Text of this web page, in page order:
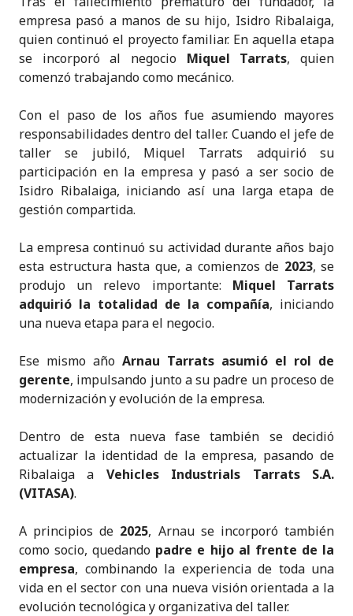
empresa pasó a manos de su hijo, Isidro Ribalaiga,
quien continuó el proyecto familiar. En aquella etapa
se incorporó al negocio Miquel Tarrats, quien
comenzó trabajando como mecánico.
Con el paso de los años fue asumiendo mayores
responsabilidades dentro del taller. Cuando el jefe de
taller se jubiló, Miquel Tarrats adquirió su
participación en la empresa y pasó a ser socio de
Isidro Ribalaiga, iniciando así una larga etapa de
gestión compartida.
La empresa continuó su actividad durante años bajo
esta estructura hasta que, a comienzos de 2023, se
produjo un relevo importante: Miquel Tarrats
adquirió la totalidad de la compañía, iniciando
una nueva etapa para el negocio.
Ese mismo año Arnau Tarrats asumió el rol de
gerente, impulsando junto a su padre un proceso de
modernización y evolución de la empresa.
Dentro de esta nueva fase también se decidió
actualizar la identidad de la empresa, pasando de
Ribalaiga a Vehicles Industrials Tarrats S.A.
(VITASA).
A principios de 2025, Arnau se incorporó también
como socio, quedando padre e hijo al frente de la
empresa, combinando la experiencia de toda una
vida en el sector con una nueva visión orientada a la
evolución tecnológica y organizativa del taller.